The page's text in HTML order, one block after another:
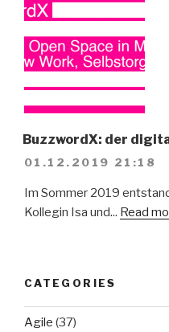
BuzzwordX: der
01.12.2019 21:18
Im Sommer 2019
Kollegin Isa und... Read
CATEGORIES
Agile (37)